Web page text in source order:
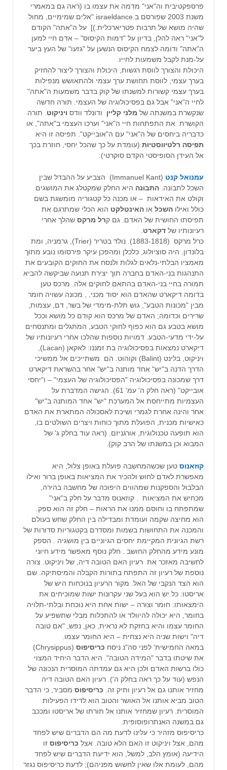
פרספקטיבית וה"אני" מדמה את עצמו בו (ראה גם במאמרי
משנת 2003 שפורסם ב.israeldance "אלים שמימיים, מחול
שהיה מושא של תרבות פטריארכלית.)] על ה"אתה" הקודם
ל"אני" ראה להלן, בדיון על "דמות הקיסוס" – אדם חיי למען
ה"אתה" ודומה לצמח הקיסוס הנשען על "גזעו" של העץ ביער
על-מנת לקבל משמעות לחייו.
היכולת והצורך לווסת רגשות, היכולת והצורך ליצור להחזיק
בערך עצמי, לווסת תחושת ערך עצמי ולהתאושש מנפילות
בערך עצמי קשורות למשנתו של קוק בדבר משמעות ה"אתה"
לחיי ה"אני" אבל גם בפסיכולוגיה של העצמי. תורה חדשה
שנקשרת במשנתה של מלני קליין ודונלד וודס ויניקוט . תורה
הקושרת את התפתחות חיי ה"אני" וערכו העצמי ב"אתה", או
כדבריה ביחסים של ה"אני" עם ה"אובייקט". תפיסה זו היא
תפיסה רלטיווסטיות (עומדת על כך שהכל יחסי, חוזרת בכך
אל העידן הסופיסטי הקדם סוקרטי).
עמנואל קנט
(Immanuel Kant) הצביע על ההבדל שבין
השכל לתבונה. התבונה היא החלק שמקטלג את המושגים
וקולט את האידאות – או מכנה כל קטגוריה מומשגת בשם
כולל ואילו השכל או האינטלקט הוא הכלי שמתרגם את
תפיסתו החושית של האדם. גם קרל מרקס שהלך אחרי
רעיונותיו של דקארט
כרל מרקס (1883-1818). נולד בטריר (Trier), גרמניה, ומת
בלונדון. היה סוציולוג, כלכלן ומהפכן עיקר פירסומו נובע מתוך
מאמציו הבלתי-נלאים לגלות ולנסח את החוקים הקובעים את
התנהגות בני-האדם בחברה תוך יצירת תנועה שביקשה להביא
תמורה בחיי בני-האדם בהתאם לחוקים אלה. מרכס טען
בדומה דיקארט שהאדם הוא יסוד מכני, , מכונה עשויה חומר
מבין "מכונות הטבע", גוש תלת-מימדי של בשר, דם, עצמות,
שרירים וכדומה; האדם של מרכס הוא קודם כל מושא וככל
מושא בטבע גם הוא כפוף לחוקי הטבע, המתגלים ומתנסחים
על-ידי מדעי-הטבע. דמויות נוספות שהלכו אחרי רעיונותיו של
דיקארט נמצאות בפסיכולוגיה בת זמננו: לאקאן (Lacan),
ויניקוט, בלינט (Balint) וקוהוט. הם משתייכים אל ממשיכי
הדרך הדנה ב"יש" אחד מותנה ב"יש" אחר בהשראת דיקארט
דרך שמכונה בפסיכולוגיה "הפסיכולוגיה של העצמי" – ו"יחסי
אובייקט" (ראה חלק ה' עמ' 61). הגישה המדברת על
העצמיות מתייחסת אל המערכת "יש" אחד המותנה ב"יש"
אחר והינה אחרת לגמרי ושיכת לאסכולה המתארת את האדם
כאישיות מכנית, הפועלת מתוך כוחות ויצרים השולטים בו,
הוא תופעה טכנולוגית, אורגניזם. (ראה עוד בחלק ג' של
המבוא וכן במשנתו של הרב קוק).
קוזאנוס טען שכשהמחשבה פועלת באופן צלול, היא
מאפשרת לאדם לחוש ולהכיר את המציאות באופן ברור ואילו
הבלבול והספקנות שמהווים היפוכה של מחשבה בהירה,
מכחיש את המציאות . קוזאנוס מדבר על חלק ב"אני"
שמתפתח בו וחוסם ממנו את הראות – חלק זה הוא ספק.
הוא מחיצה שקמה ועומדת ומבדילה בין החלק שחש בעולם
והמכנה את התחושות בשמות ומסדרם בקטגוריות סדורות של
רשת הגיונית המקיימת יחסים הגיוניים בין מושגיה . הספק
מונע מידע מהחלק החושב . חלק נוסף מאפשר מידע חיוני
לחשיבה מאזכר את רעיון האם הטובה דיה, של ויניקוט. צורה
נוספת של רעיון זה התפתח בתורות הקבלה והמיסתיקה. שם
הוא הצד הנקבי של האל. מקור הרעיון בנוכחות היש של
אריסטו: כל יש הוא בעל שני עקרונות ישות שמוכיחים את
הימצאותו: חומר וצורה – ישות אחת היא נוכחת ובלתי-תלויה
בחומר, היא יכולה להיוולד או להתכלות מבלי שתשפיע על
החומר עצמו והיא בחזקת לא נראית, כאן, נפש, "אם טובה
דיה" וישות שניה היא נצחית – היא החומר עצמו.
במאה החמישית' לפני סה"נ ניסח כריסיפוס
(Chrysippus)
את שיטתו בדבר "המידה הטובה". היא הדבר היחיד המצוי
כולו ברשות האדם ולכן היא גם עמדתה המוסרית הנכונה של
הנפש (עוד על כך ראה בחלק ה'). רעיון האם הטובה דיה
מחזיר אותנו גם אל רעיון ותיק זה. כריסיפוס מסביר, כי הדבר
הטוב מביא אותנו אל האושר והטוב הוא לדידו הפעילות
המוסרית. רעיון שמחזיר אותנו אל תורתו של אריסטו ומככב
גם במשנה האנתרופוסופית.
כריסיפוס מזהיר כי עלינו לדעת מה הם הדברים שיש לפחד
מהם, אצל ויניקוט זו האם הלא טובה. אצל כריסיפוס זו
הידיעה (אומץ הלב, למשל, הוא ידיעת הדברים שיש לפחד
מהם, לעומת אלו שאין לחשוש מפניהם); לדעת כריסיפוס נגזר